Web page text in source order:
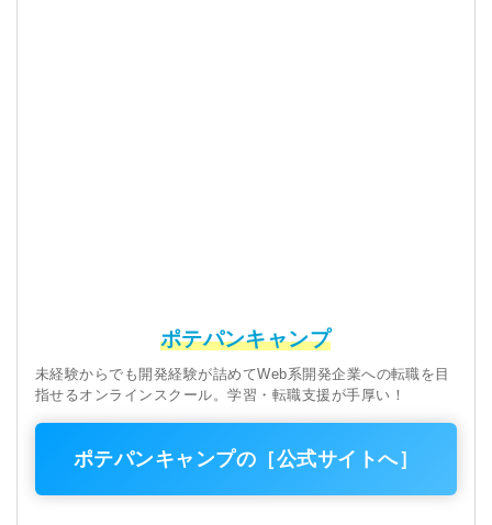
ポテパンキャンプ
未経験からでも開発経験が詰めてWeb系開発企業への転職を目
指せるオンラインスクール。学習・転職支援が手厚い！
ポテパンキャンプの［公式サイトへ］